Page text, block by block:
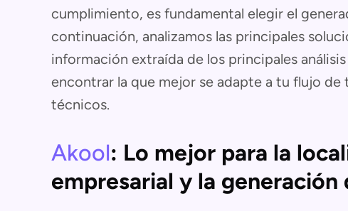
cumplimiento, es fundamental elegir el
continuación, analizamos las principales
información extraída de los principales
encontrar la que mejor se adapte a tu flujo
técnicos.
Akool: Lo mejor para la
empresarial y la generación